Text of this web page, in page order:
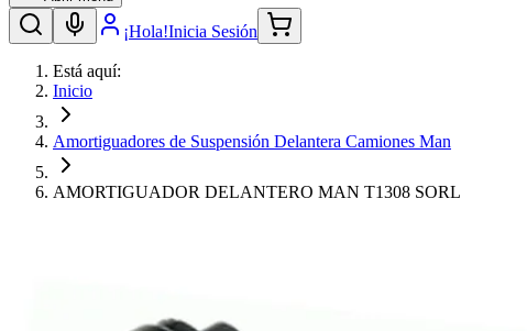
¡Hola!Inicia Sesión
Está aquí:
Inicio
Amortiguadores de Suspensión Delantera Camiones Man
AMORTIGUADOR DELANTERO MAN T1308 SORL